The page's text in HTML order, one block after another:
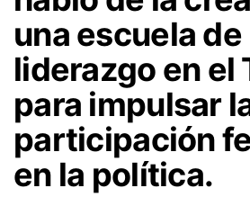
una escuela de
liderazgo en el
para impulsar
participación
en la política.